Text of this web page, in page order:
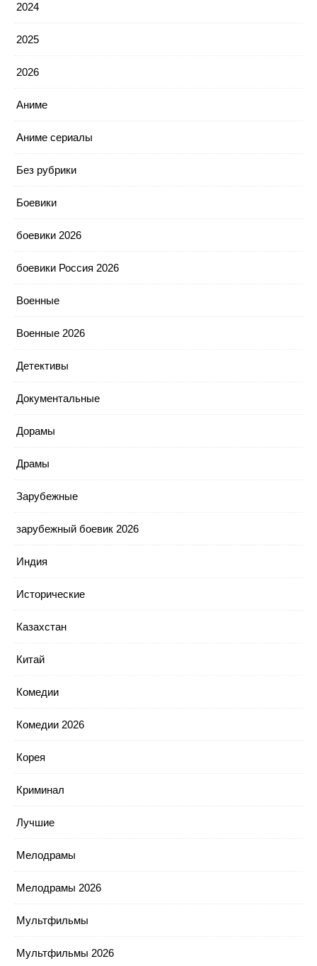
2024
2025
2026
Аниме
Аниме сериалы
Без рубрики
Боевики
боевики 2026
боевики Россия 2026
Военные
Военные 2026
Детективы
Документальные
Дорамы
Драмы
Зарубежные
зарубежный боевик 2026
Индия
Исторические
Казахстан
Китай
Комедии
Комедии 2026
Корея
Криминал
Лучшие
Мелодрамы
Мелодрамы 2026
Мультфильмы
Мультфильмы 2026